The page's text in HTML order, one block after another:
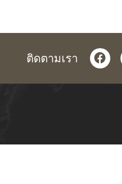
ติดตามเรา